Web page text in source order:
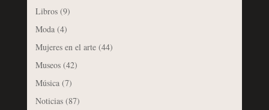
Libros(9)
Moda(4)
Mujeres en el arte(44)
Museos(42)
Música(7)
Noticias(87)